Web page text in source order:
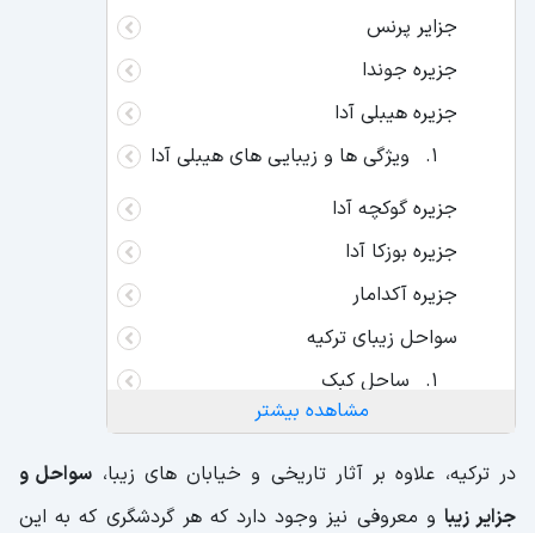
جزایر پرنس
جزیره جوندا
جزیره هیبلی آدا
ویژگی ها و زیبایی های هیبلی آدا
جزیره گوکچه ‌آدا
جزیره بوزکا آدا
جزیره آکدامار
سواحل زیبای ترکیه
ساحل کبک
ساحل دره پروانه
ساحل چیرالی
مشاهده بیشتر
در ترکیه، علاوه بر آثار تاریخی و خیابان های زیبا، سواحل و
جزایر زیبا و معروفی نیز وجود دارد که هر گردشگری که به این